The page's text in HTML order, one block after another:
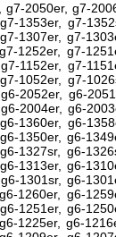
2050er, g7-
1353er, g7-
1307er, g7-
1252er, g7-
1152er, g7-
1052er, g7-
2052er, g6-
2004er, g6-
1360er, g6-
1350er, g6-
1327sr, g6-
1313er, g6-
1301sr, g6-
1260er, g6-
1251er, g6-
1225er, g6-